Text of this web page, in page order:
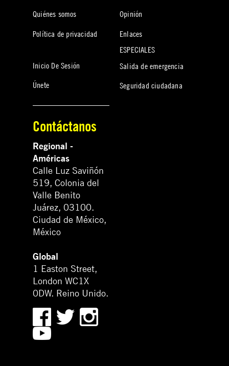
Quiénes somos
Política de privacidad
Inicio De Sesión
Únete
Opinión
Enlaces
ESPECIALES
Salida de emergencia
Seguridad ciudadana
Contáctanos
Regional -
Américas
Calle Luz Saviñón
519, Colonia del
Valle Benito
Juárez, 03100.
Ciudad de México,
México
Global
1 Easton Street,
London WC1X
0DW. Reino Unido.